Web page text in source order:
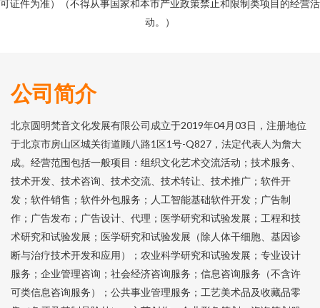
可证件为准）（不得从事国家和本市产业政策禁止和限制类项目的经营活
动。）
公司简介
北京圆明梵音文化发展有限公司成立于2019年04月03日，注册地位
于北京市房山区城关街道顾八路1区1号-Q827，法定代表人为詹大
成。经营范围包括一般项目：组织文化艺术交流活动；技术服务、
技术开发、技术咨询、技术交流、技术转让、技术推广；软件开
发；软件销售；软件外包服务；人工智能基础软件开发；广告制
作；广告发布；广告设计、代理；医学研究和试验发展；工程和技
术研究和试验发展；医学研究和试验发展（除人体干细胞、基因诊
断与治疗技术开发和应用）；农业科学研究和试验发展；专业设计
服务；企业管理咨询；社会经济咨询服务；信息咨询服务（不含许
可类信息咨询服务）；公共事业管理服务；工艺美术品及收藏品零